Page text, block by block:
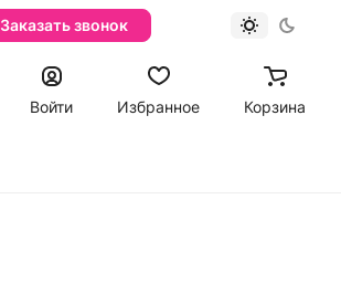
Заказать звонок
Войти
Избранное Корзина